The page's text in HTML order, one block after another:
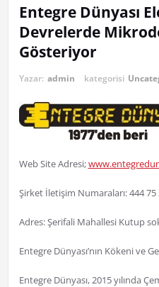
Entegre Dünyası
Devrelerde
Gösteriyor
Yazar: admin kategorisi
Web Site Adresi;
Şirket İletişim Numaraları: 444 75
Adres: Şerifali Mahallesi Kutup
Entegre Dünyası’nın Kökeni ve
Entegre Dünyası, 2015 yılında